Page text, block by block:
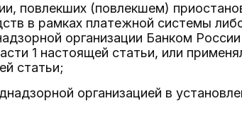
повлекших (повлекшем)
в рамках платежной системы
организации Банком России
1 настоящей статьи, или
статьи;
организацией в